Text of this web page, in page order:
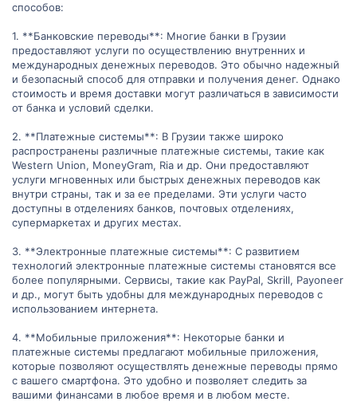
способов:
1. **Банковские переводы**: Многие банки в Грузии
предоставляют услуги по осуществлению внутренних и
международных денежных переводов. Это обычно надежный
и безопасный способ для отправки и получения денег. Однако
стоимость и время доставки могут различаться в зависимости
от банка и условий сделки.
2. **Платежные системы**: В Грузии также широко
распространены различные платежные системы, такие как
Western Union, MoneyGram, Ria и др. Они предоставляют
услуги мгновенных или быстрых денежных переводов как
внутри страны, так и за ее пределами. Эти услуги часто
доступны в отделениях банков, почтовых отделениях,
супермаркетах и других местах.
3. **Электронные платежные системы**: С развитием
технологий электронные платежные системы становятся все
более популярными. Сервисы, такие как PayPal, Skrill, Payoneer
и др., могут быть удобны для международных переводов с
использованием интернета.
4. **Мобильные приложения**: Некоторые банки и
платежные системы предлагают мобильные приложения,
которые позволяют осуществлять денежные переводы прямо
с вашего смартфона. Это удобно и позволяет следить за
вашими финансами в любое время и в любом месте.